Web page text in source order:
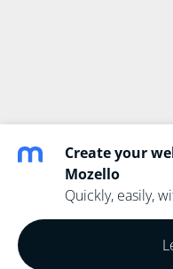
Create your
Mozello
Quickly, easily,